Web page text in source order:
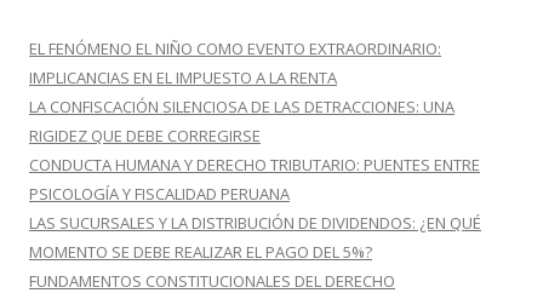
r
:
EL FENÓMENO EL NIÑO COMO EVENTO EXTRAORDINARIO:
IMPLICANCIAS EN EL IMPUESTO A LA RENTA
LA CONFISCACIÓN SILENCIOSA DE LAS DETRACCIONES: UNA
RIGIDEZ QUE DEBE CORREGIRSE
CONDUCTA HUMANA Y DERECHO TRIBUTARIO: PUENTES ENTRE
PSICOLOGÍA Y FISCALIDAD PERUANA
LAS SUCURSALES Y LA DISTRIBUCIÓN DE DIVIDENDOS: ¿EN QUÉ
MOMENTO SE DEBE REALIZAR EL PAGO DEL 5%?
FUNDAMENTOS CONSTITUCIONALES DEL DERECHO